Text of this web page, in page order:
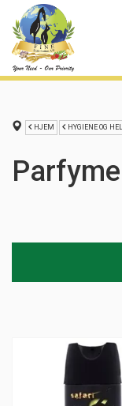
HJEM HYGIENE OG
Impulse (
4)